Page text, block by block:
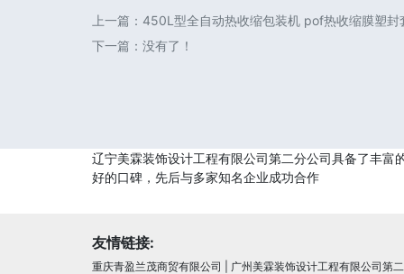
上一篇： 450L型全自动热收缩包装机 pof热收缩膜塑封
下一篇：没有了！
辽宁美霖装饰设计工程有限公司第二分公司具备了丰
好的口碑，先后与多家知名企业成功合作
友情链接:
重庆青盈兰茂商贸有限公司
广州美霖装饰设计工程有限公司第